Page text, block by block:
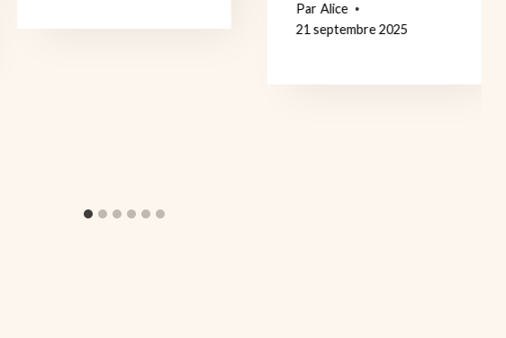
ParAlice
21 septembre 2025